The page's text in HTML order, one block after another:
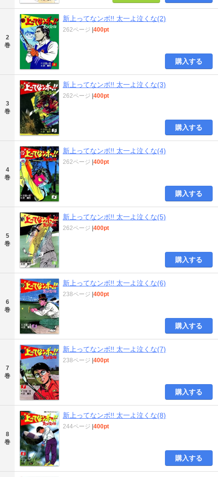
2
巻
新上ってなンボ!! 太一よ泣くな(2)
262ページ 400pt
購入する
3
巻
新上ってなンボ!! 太一よ泣くな(3)
262ページ 400pt
購入する
4
巻
新上ってなンボ!! 太一よ泣くな(4)
262ページ 400pt
購入する
5
巻
新上ってなンボ!! 太一よ泣くな(5)
262ページ 400pt
購入する
6
巻
新上ってなンボ!! 太一よ泣くな(6)
238ページ 400pt
購入する
7
巻
新上ってなンボ!! 太一よ泣くな(7)
238ページ 400pt
購入する
8
巻
新上ってなンボ!! 太一よ泣くな(8)
244ページ 400pt
購入する